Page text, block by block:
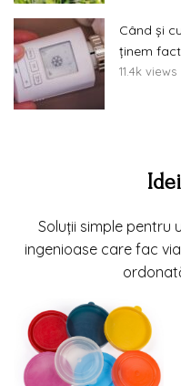
Când și
ținem
11.4k views
Soluții simple pentru
ingenioase care fac